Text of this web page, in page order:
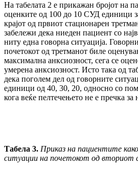
На табелата 2 е прикажан бројот на
оценките од 100 до 10 СУД единици
кра­јот од првиот стационарен
забележи дека ниеден па­циент со
ниту една говорна ситуација.
почетокот од третманот биле
мак­си­мал­на анксиозност, сега се
умерена анксиозност. Исто така од
де­ка поголем дел од говорните
единици од 40, 30, 20, од­нос­но со
кога ве­ќе пелтечењето не е пречка
Табела 3. Приказ на пациентите
ситуации на почетокот од вториот